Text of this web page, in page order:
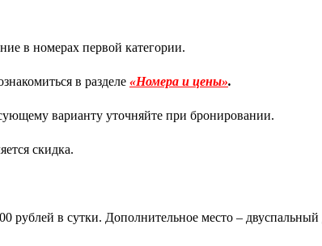
в номерах первой категории.
в разделе «Номера и цены».
варианту уточняйте при бронировании.
скидка.
рублей в сутки. Дополнительное место –